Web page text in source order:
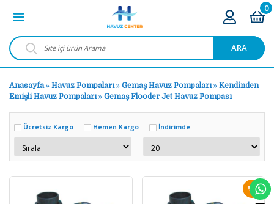
ARA
0
Anasayfa» Havuz Pompaları» Gemaş Havuz Pompaları» Kendinden
Emişli Havuz Pompaları» Gemaş Flooder Jet Havuz Pompası
Ücretsiz Kargo Hemen Kargo İndirimde
%1